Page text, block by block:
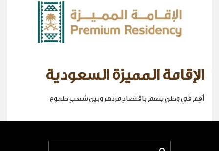
الإقامة المميزة السعودية
أقِم في وطنٍ ينعم باقتصادٍ مزدهر وبين شعبٍ طموح